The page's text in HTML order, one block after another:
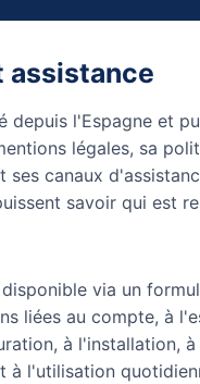
assistance
depuis l'Espagne et
légales, sa
ses canaux
savoir qui est
via un
liées au compte, à
à l'installation, à
à l'utilisation